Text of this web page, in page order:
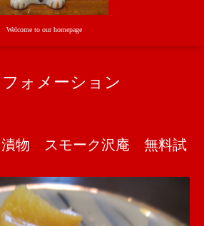
Welcome to our homepage
ォメーション
物 スモーク沢庵 無料試